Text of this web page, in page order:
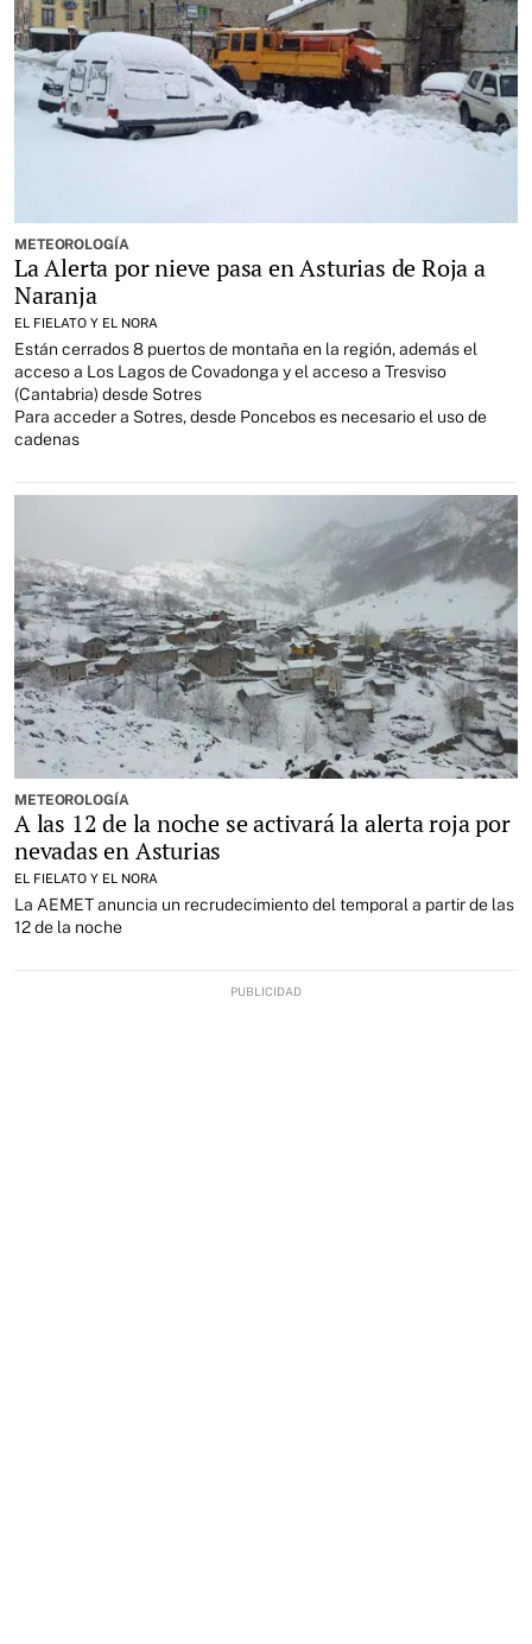
METEOROLOGÍA
La Alerta por nieve pasa en Asturias de Roja a
Naranja
EL FIELATO Y EL NORA
Están cerrados 8 puertos de montaña en la región, además el
acceso a Los Lagos de Covadonga y el acceso a Tresviso
(Cantabria) desde Sotres
Para acceder a Sotres, desde Poncebos es necesario el uso de
cadenas
METEOROLOGÍA
A las 12 de la noche se activará la alerta roja por
nevadas en Asturias
EL FIELATO Y EL NORA
La AEMET anuncia un recrudecimiento del temporal a partir de las
12 de la noche